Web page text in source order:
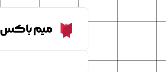
Meme Boxمیم باکس